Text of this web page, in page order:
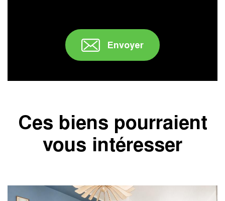
Envoyer
Ces biens pourraient
vous intéresser